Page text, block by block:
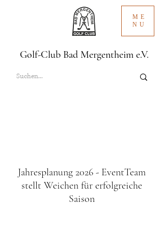
ME
NU
Golf-Club Bad Mergentheim e.V.
Jahresplanung 2026 - EventTeam
stellt Weichen für erfolgreiche
Saison